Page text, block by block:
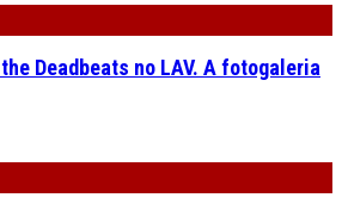
Deadbeats no LAV. A fotogaleria